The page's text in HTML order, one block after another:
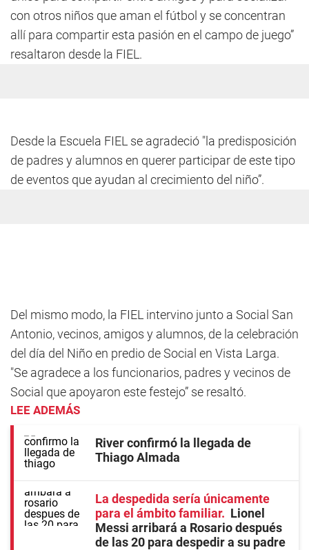
con otros niños que aman el fútbol y se concentran
allí para compartir esta pasión en el campo de juego”
resaltaron desde la FIEL.
Desde la Escuela FIEL se agradeció "la predisposición
de padres y alumnos en querer participar de este tipo
de eventos que ayudan al crecimiento del niño”.
Del mismo modo, la FIEL intervino junto a Social San
Antonio, vecinos, amigos y alumnos, de la celebración
del día del Niño en predio de Social en Vista Larga.
"Se agradece a los funcionarios, padres y vecinos de
Social que apoyaron este festejo” se resaltó.
LEE ADEMÁS
River confirmó la llegada de
Thiago Almada
La despedida sería únicamente
para el ámbito familiar
Lionel
Messi arribará a Rosario después
de las 20 para despedir a su padre